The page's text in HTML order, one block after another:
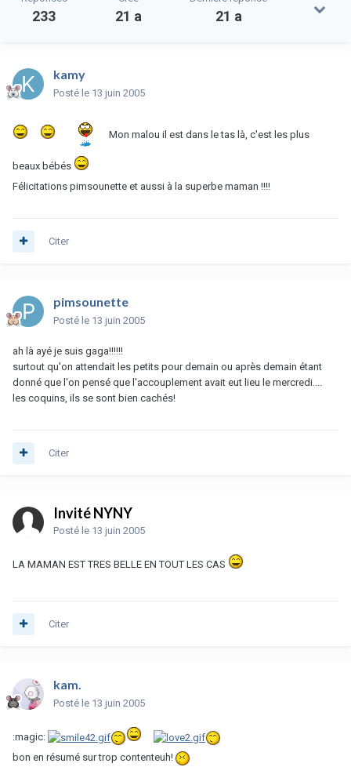
233 21 a 21 a
kamy
Posté le 13 juin 2005
Mon malou il est dans le tas là, c'est les plus
beaux bébés
Félicitations pimsounette et aussi à la superbe maman !!!!
Citer
pimsounette
Posté le 13 juin 2005
ah là ayé je suis gaga!!!!!!
surtout qu'on attendait les petits pour demain ou après demain étant
donné que l'on pensé que l'accouplement avait eut lieu le mercredi....
les coquins, ils se sont bien cachés!
Citer
Invité NYNY
Posté le 13 juin 2005
LA MAMAN EST TRES BELLE EN TOUT LES CAS
Citer
kam.
Posté le 13 juin 2005
:magic:
bon en résumé sur trop contenteuh!